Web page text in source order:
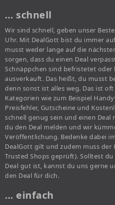
… schnell
Wir sind schnell, geben unser
Uhr. Mit DealGott bist du immer
musst weder lange auf die
sorgen, dass du einen Deal
Schnäppchen sind befristetet
ausverkauft. Das heißt, du musst
denn sonst ist alles weg. Das ist
Kategorien wie zum Beispiel
Preisfehler, Gutscheine und
schnell genug sein und einen
du den Deal melden und wir
Veröffentlichung. Bedenke dabei
DealGott gilt und zudem muss der
Trusted Shops geprüft). Solltest
Deal gut ist, kannst du uns gerne
den Deal für dich.
… einfach